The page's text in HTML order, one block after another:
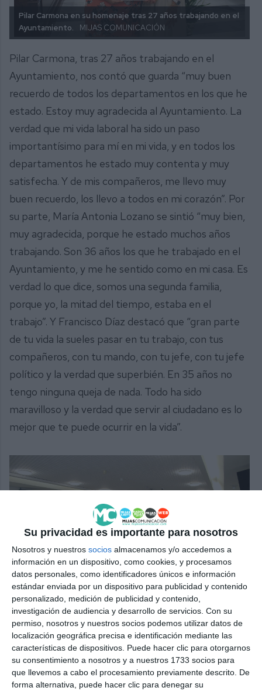
Su privacidad es importante para nosotros
Nosotros y nuestros socios almacenamos y/o accedemos a
información en un dispositivo, como cookies, y procesamos
datos personales, como identificadores únicos e información
estándar enviada por un dispositivo para publicidad y contenido
personalizado, medición de publicidad y contenido,
investigación de audiencia y desarrollo de servicios. Con su
permiso, nosotros y nuestros socios podemos utilizar datos de
localización geográfica precisa e identificación mediante las
características de dispositivos. Puede hacer clic para otorgarnos
su consentimiento a nosotros y a nuestros 1733 socios para
que llevemos a cabo el procesamiento previamente descrito. De
forma alternativa, puede hacer clic para denegar su
Pilar Carmona en su homenaje tras 27 años trabajando en el
Ayuntamiento.
MIJAS COMUNICACIÓN
Pilar Carmona, tras 27 años trabajando en el
Ayuntamiento, nos contó que guarda “muy buen
recuerdo de todos los departamentos en los que he
estado. Estoy muy agradecida al Ayuntamiento. La
verdad que mi vida laboral ha sido un paso
importantísimo para mí en mi vida, y en todos los
departamentos he estado muy contenta y muy
satisfecha. Y de mis compañeros, me llevo muy
buen recuerdo, los llevo a todos en mi corazón”. Por
su parte, María Antonia Lozano se sintió “muy bien,
muy agradecida, porque he estado muchos años
trabajando. Son 36 años los que he trabajado en el
Ayuntamiento, y me he sentido como en mi casa. Es
verdad lo que dice, somos una segunda familia,
porque yo, la mitad del tiempo, estaba en el
trabajo”. Y Francisco Díaz destacó que “gran parte
de tu vida la sueles pasar en tu trabajo, con tus
compañeros, con tu mando, con tu jefe, con tu jefe
político y la verdad que superbién. En 35 años no
tengo ninguna queja de nada. Todo ha sido
maravilloso y la verdad que servir al ciudadano es lo
mejor que te puede ocurrir en la vida”.
El acto tuvo lugar el pasado sábado en el Consistorio.
COMUNICACIÓN
Nueva etapa
La alcaldesa no quiso solo reconocer la trayectoria